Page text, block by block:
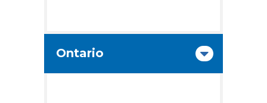
Ontario